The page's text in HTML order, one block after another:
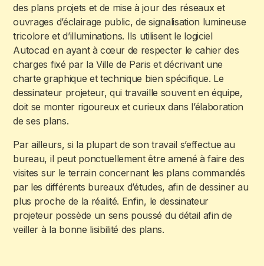
des plans projets et de mise à jour des réseaux et
ouvrages d’éclairage public, de signalisation lumineuse
tricolore et d’illuminations. Ils utilisent le logiciel
Autocad en ayant à cœur de respecter le cahier des
charges fixé par la Ville de Paris et décrivant une
charte graphique et technique bien spécifique. Le
dessinateur projeteur, qui travaille souvent en équipe,
doit se monter rigoureux et curieux dans l’élaboration
de ses plans.
Par ailleurs, si la plupart de son travail s’effectue au
bureau, il peut ponctuellement être amené à faire des
visites sur le terrain concernant les plans commandés
par les différents bureaux d’études, afin de dessiner au
plus proche de la réalité. Enfin, le dessinateur
projeteur possède un sens poussé du détail afin de
veiller à la bonne lisibilité des plans.